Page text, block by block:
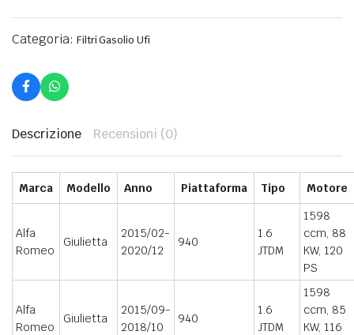
Categoria: Filtri Gasolio Ufi
Descrizione Recensioni (0)
Marca Modello Anno Piattaforma Tipo Motore
Alfa
Romeo
Giulietta
2015/02-
2020/12
940
1.6
JTDM
1598
ccm, 88
KW, 120
PS
Alfa
Romeo
Giulietta
2015/09-
2018/10
940
1.6
JTDM
1598
ccm, 85
KW, 116